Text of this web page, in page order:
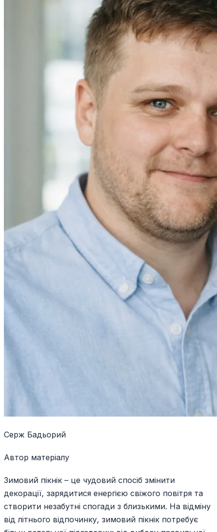
Серж Бадьорий
Автор матеріалу
Зимовий пікнік – це чудовий спосіб змінити
декорації, зарядитися енергією свіжого повітря та
створити незабутні спогади з близькими. На відміну
від літнього відпочинку, зимовий пікнік потребує